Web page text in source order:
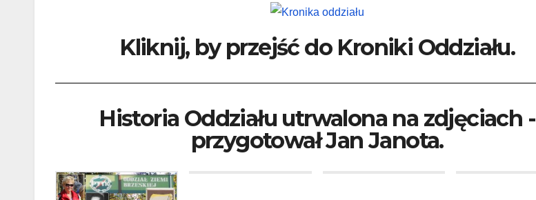
Kliknij, by przejść do Kroniki Oddziału.
Historia Oddziału utrwalona na zdjęciach -
przygotował Jan Janota.